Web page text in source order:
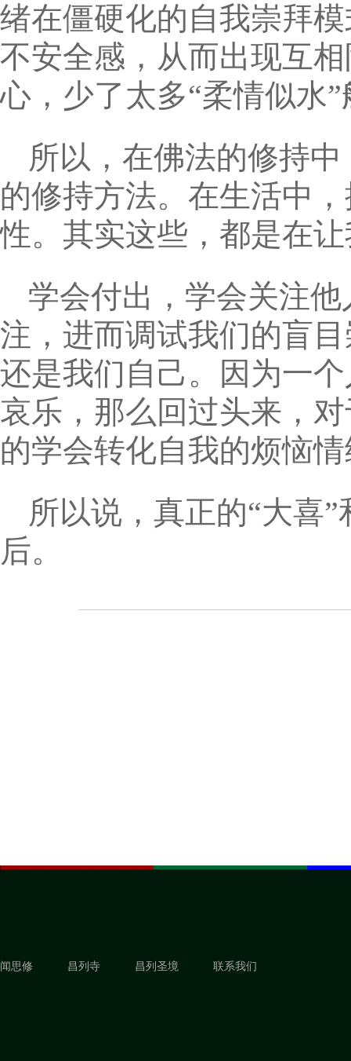
绪在僵硬化的自我崇拜
不安全感，从而出现互
心，少了太多“柔情似水
所以，在佛法的修持
的修持方法。在生活中
性。其实这些，都是在
学会付出，学会关注
注，进而调试我们的盲
还是我们自己。因为一
哀乐，那么回过头来，
的学会转化自我的烦恼
所以说，真正的“大喜
后。
闻思修 昌列寺 昌列圣境 联系我们